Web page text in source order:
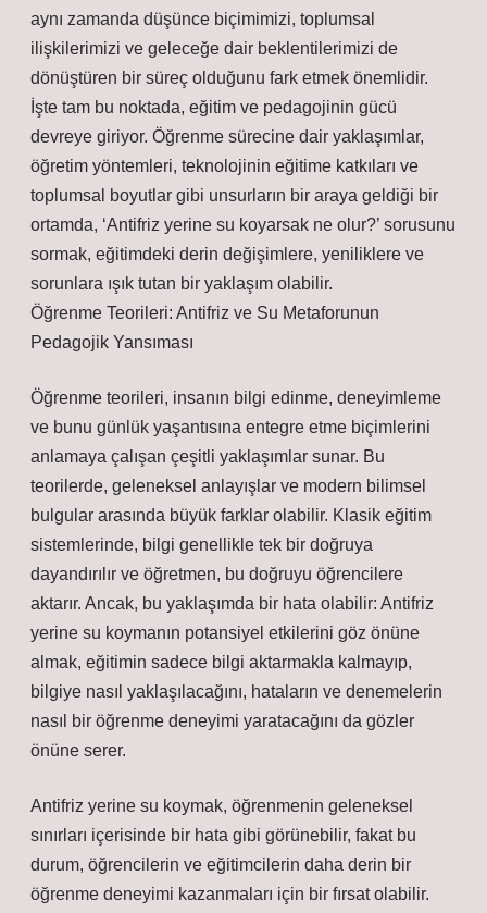
aynı zamanda düşünce biçimimizi, toplumsal
ilişkilerimizi ve geleceğe dair beklentilerimizi de
dönüştüren bir süreç olduğunu fark etmek önemlidir.
İşte tam bu noktada, eğitim ve pedagojinin gücü
devreye giriyor. Öğrenme sürecine dair yaklaşımlar,
öğretim yöntemleri, teknolojinin eğitime katkıları ve
toplumsal boyutlar gibi unsurların bir araya geldiği bir
ortamda, ‘Antifriz yerine su koyarsak ne olur?’ sorusunu
sormak, eğitimdeki derin değişimlere, yeniliklere ve
sorunlara ışık tutan bir yaklaşım olabilir.
Öğrenme Teorileri: Antifriz ve Su Metaforunun
Pedagojik Yansıması
Öğrenme teorileri, insanın bilgi edinme, deneyimleme
ve bunu günlük yaşantısına entegre etme biçimlerini
anlamaya çalışan çeşitli yaklaşımlar sunar. Bu
teorilerde, geleneksel anlayışlar ve modern bilimsel
bulgular arasında büyük farklar olabilir. Klasik eğitim
sistemlerinde, bilgi genellikle tek bir doğruya
dayandırılır ve öğretmen, bu doğruyu öğrencilere
aktarır. Ancak, bu yaklaşımda bir hata olabilir: Antifriz
yerine su koymanın potansiyel etkilerini göz önüne
almak, eğitimin sadece bilgi aktarmakla kalmayıp,
bilgiye nasıl yaklaşılacağını, hataların ve denemelerin
nasıl bir öğrenme deneyimi yaratacağını da gözler
önüne serer.
Antifriz yerine su koymak, öğrenmenin geleneksel
sınırları içerisinde bir hata gibi görünebilir, fakat bu
durum, öğrencilerin ve eğitimcilerin daha derin bir
öğrenme deneyimi kazanmaları için bir fırsat olabilir.